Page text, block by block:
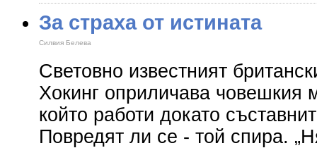
За страха от истината
Силвия Белева
Световно известният
Хокинг оприличава човешкия
който работи докато
Повредят ли се - той спира.